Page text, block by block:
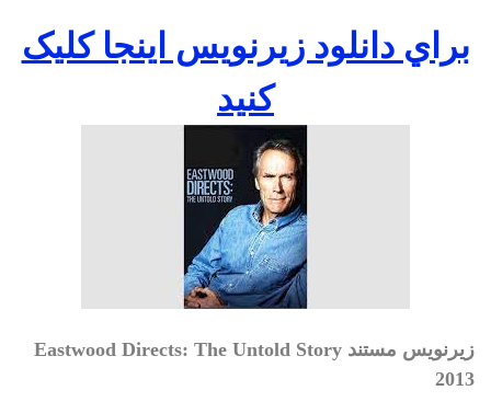
براي دانلود زيرنويس اينجا کليک
کنيد
زیرنویس مستند Eastwood Directs: The Untold Story
2013